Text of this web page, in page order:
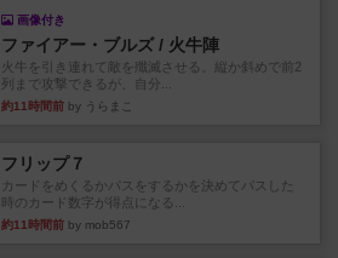
画像付き
ファイアー・ブルズ / 火牛陣
火牛を引き連れて敵を殲滅させる。縦か斜めで前2
列まで攻撃できるが、自分...
約11時間前 by うらまこ
フリップ７
カードをめくるかパスをするかを決めてパスした
時のカード数字が得点になる...
約11時間前 by mob567